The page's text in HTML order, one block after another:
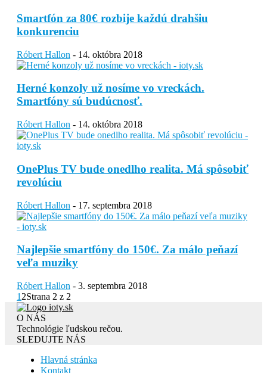
Smartfón za 80€ rozbije každú drahšiu
konkurenciu
Róbert Hallon - 14. októbra 2018
Herné konzoly už nosíme vo vreckách.
Smartfóny sú budúcnosť.
Róbert Hallon - 14. októbra 2018
OnePlus TV bude onedlho realita. Má spôsobiť
revolúciu
Róbert Hallon - 17. septembra 2018
Najlepšie smartfóny do 150€. Za málo peňazí
veľa muziky
Róbert Hallon - 3. septembra 2018
1 2Strana 2 z 2
O NÁS
Technológie ľudskou rečou.
SLEDUJTE NÁS
Hlavná stránka
Kontakt